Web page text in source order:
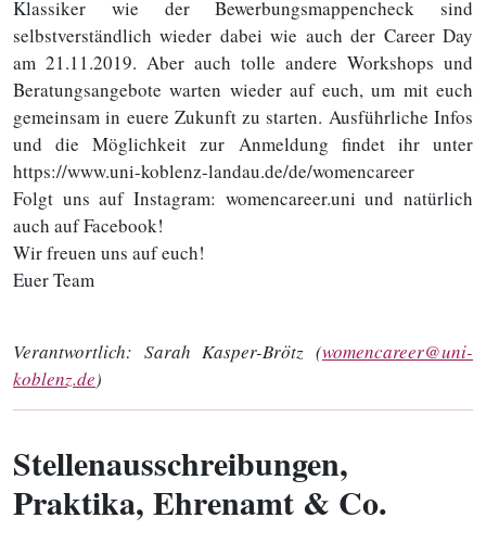
Klassiker wie der Bewerbungsmappencheck sind
selbstverständlich wieder dabei wie auch der Career Day
am 21.11.2019. Aber auch tolle andere Workshops und
Beratungsangebote warten wieder auf euch, um mit euch
gemeinsam in euere Zukunft zu starten. Ausführliche Infos
und die Möglichkeit zur Anmeldung findet ihr unter
https://www.uni-koblenz-landau.de/de/womencareer
Folgt uns auf Instagram: womencareer.uni und natürlich
auch auf Facebook!
Wir freuen uns auf euch!
Euer Team
Verantwortlich: Sarah Kasper-Brötz (womencareer@uni-
koblenz.de)
Stellenausschreibungen,
Praktika, Ehrenamt & Co.